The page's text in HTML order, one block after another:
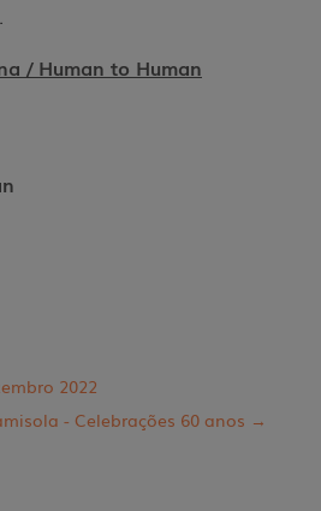
/ Human to Human
2022
- Celebrações 60 anos →